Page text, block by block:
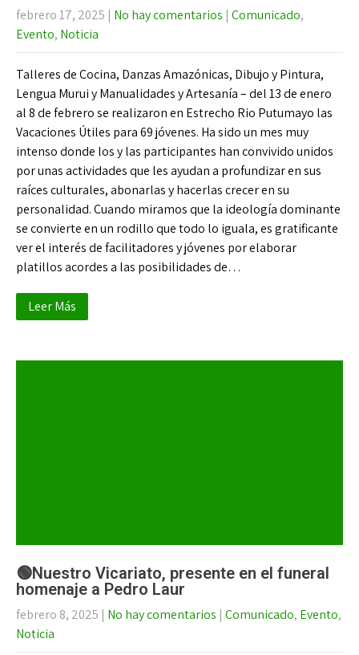
febrero 17, 2025 | No hay comentarios | Comunicado,
Evento, Noticia
Talleres de Cocina, Danzas Amazónicas, Dibujo y Pintura,
Lengua Murui y Manualidades y Artesanía – del 13 de enero
al 8 de febrero se realizaron en Estrecho Rio Putumayo las
Vacaciones Útiles para 69 jóvenes. Ha sido un mes muy
intenso donde los y las participantes han convivido unidos
por unas actividades que les ayudan a profundizar en sus
raíces culturales, abonarlas y hacerlas crecer en su
personalidad. Cuando miramos que la ideología dominante
se convierte en un rodillo que todo lo iguala, es gratificante
ver el interés de facilitadores y jóvenes por elaborar
platillos acordes a las posibilidades de…
Leer Más
🟢Nuestro Vicariato, presente en el funeral
homenaje a Pedro Laur
febrero 8, 2025 | No hay comentarios | Comunicado, Evento,
Noticia